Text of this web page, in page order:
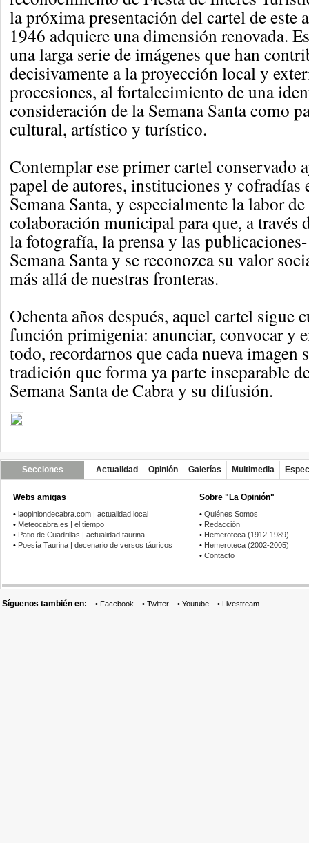
la próxima presentación del cartel de este
1946 adquiere una dimensión renovada.
una larga serie de imágenes que han
decisivamente a la proyección local y
procesiones, al fortalecimiento de una
consideración de la Semana Santa como
cultural, artístico y turístico.
Contemplar ese primer cartel conservado
papel de autores, instituciones y
Semana Santa, y especialmente la labor
colaboración municipal para que, a través
la fotografía, la prensa y las
Semana Santa y se reconozca su valor
más allá de nuestras fronteras.
Ochenta años después, aquel cartel sigue
función primigenia: anunciar, convocar y
todo, recordarnos que cada nueva imagen
tradición que forma ya parte inseparable
Semana Santa de Cabra y su difusión.
Secciones Actualidad Opinión Galerías Multimedia
Webs amigas
• laopiniondecabra.com | actualidad local
• Meteocabra.es | el tiempo
• Patio de Cuadrillas | actualidad taurina
• Poesía Taurina | decenario de versos táuricos
Sobre "La Opinión"
• Quiénes Somos
• Redacción
• Hemeroteca (1912-1989)
• Hemeroteca (2002-2005)
• Contacto
Síguenos también en: • Facebook • Twitter • Youtube • Livestream